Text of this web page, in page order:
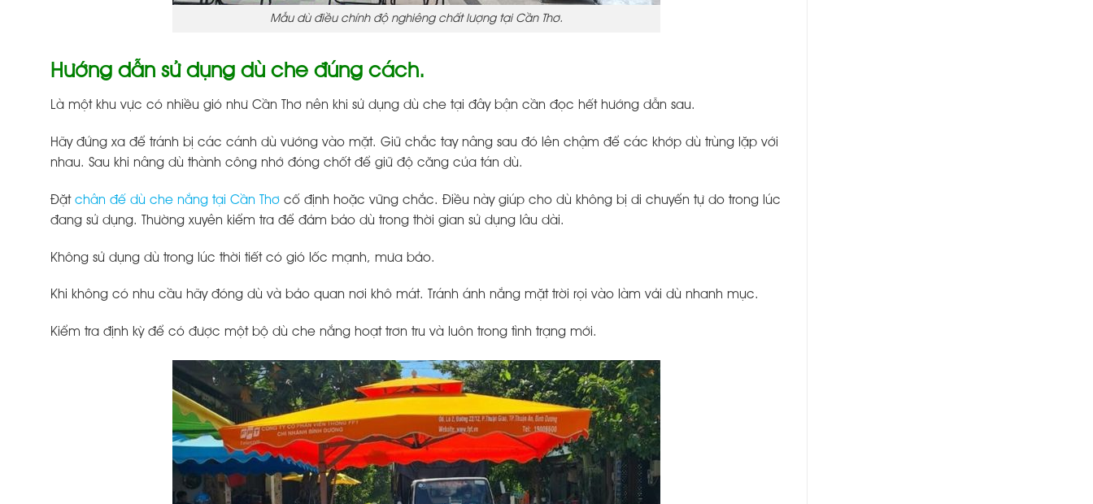
Mẫu dù điều chỉnh độ nghiêng chất lượng tại Cần Thơ.
Hướng dẫn sử dụng dù che đúng cách.
Là một khu vực có nhiều gió như Cần Thơ nên khi sử dụng dù che tại đây bận cần đọc hết hướng dẫn sau.
Hãy đứng xa để tránh bị các cánh dù vướng vào mặt. Giữ chắc tay nâng sau đó lên chậm để các khớp dù trùng lặp với
nhau. Sau khi nâng dù thành công nhớ đóng chốt để giữ độ căng của tán dù.
Đặt chân đế dù che nắng tại Cần Thơ cố định hoặc vững chắc. Điều này giúp cho dù không bị di chuyển tự do trong lúc
đang sử dụng. Thường xuyên kiểm tra để đảm bảo dù trong thời gian sử dụng lâu dài.
Không sử dụng dù trong lúc thời tiết có gió lốc mạnh, mưa bảo.
Khi không có nhu cầu hãy đóng dù và bảo quan nơi khô mát. Tránh ánh nắng mặt trời rọi vào làm vải dù nhanh mục.
Kiểm tra định kỳ để có được một bộ dù che nắng hoạt trơn tru và luôn trong tình trạng mới.